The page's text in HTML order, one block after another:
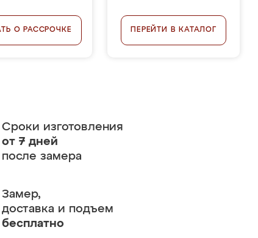
О РАССРОЧКЕ ПЕРЕЙТИ В КАТАЛОГ
Сроки изготовления
от 7 дней
после замера
Замер,
доставка и подъем
бесплатно